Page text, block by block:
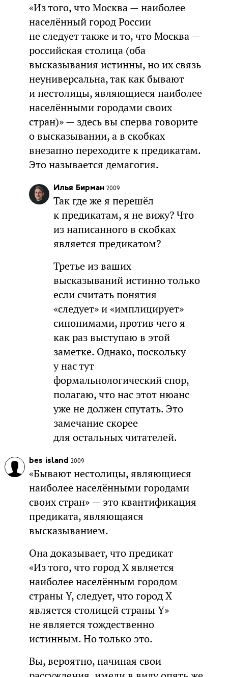
«Из того, что Москва — наиболее
населённый город России
не следует также и то, что Москва —
российская столица (оба
высказывания истинны, но их связь
неуниверсальна, так как бывают
и нестолицы, являющиеся наиболее
населёнными городами своих
стран)» — здесь вы сперва говорите
о высказывании, а в скобках
внезапно переходите к предикатам.
Это называется демагогия.
Илья Бирман 2009
Так где же я перешёл
к предикатам, я не вижу? Что
из написанного в скобках
является предикатом?
Третье из ваших
высказываний истинно только
если считать понятия
«следует» и «имплицирует»
синонимами, против чего я
как раз выступаю в этой
заметке. Однако, поскольку
у нас тут
формальнологический спор,
полагаю, что нас этот нюанс
уже не должен спутать. Это
замечание скорее
для остальных читателей.
bes island 2009
«Бывают нестолицы, являющиеся
наиболее населёнными городами
своих стран» — это квантификация
предиката, являющаяся
высказыванием.
Она доказывает, что предикат
«Из того, что город X является
наиболее населённым городом
страны Y, следует, что город X
является столицей страны Y»
не является тождественно
истинным. Но только это.
Вы, вероятно, начиная свои